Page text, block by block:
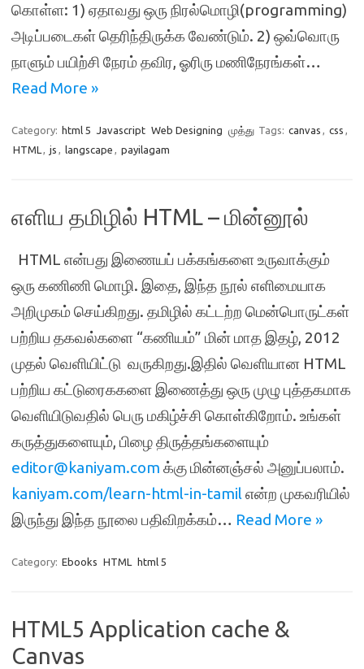
கொள்ள: 1) ஏதாவது ஒரு நிரல்மொழி(programming)
அடிப்படைகள் தெரிந்திருக்க வேண்டும். 2) ஒவ்வொரு
நாளும் பயிற்சி நேரம் தவிர, ஓரிரு மணிநேரங்கள்…
Read More »
Category: html 5 Javascript Web Designing முத்து Tags: canvas , css ,
HTML , js , langscape , payilagam
எளிய தமிழில் HTML – மின்னூல்
HTML என்பது இணையப் பக்கங்களை உருவாக்கும்
ஒரு கணிணி மொழி. இதை, இந்த நூல் எளிமையாக
அறிமுகம் செய்கிறது. தமிழில் கட்டற்ற மென்பொருட்கள்
பற்றிய தகவல்களை “கணியம்” மின் மாத இதழ், 2012
முதல் வெளியிட்டு வருகிறது.இதில் வெளியான HTML
பற்றிய கட்டுரைககளை இணைத்து ஒரு முழு புத்தகமாக
வெளியிடுவதில் பெரு மகிழ்ச்சி கொள்கிறோம். உங்கள்
கருத்துகளையும், பிழை திருத்தங்களையும்
editor@kaniyam.com க்கு மின்னஞ்சல் அனுப்பலாம்.
kaniyam.com/learn-html-in-tamilஎன்ற முகவரியில்
இருந்து இந்த நூலை பதிவிறக்கம்… Read More »
Category: Ebooks HTML html 5
HTML5 Application cache &
Canvas